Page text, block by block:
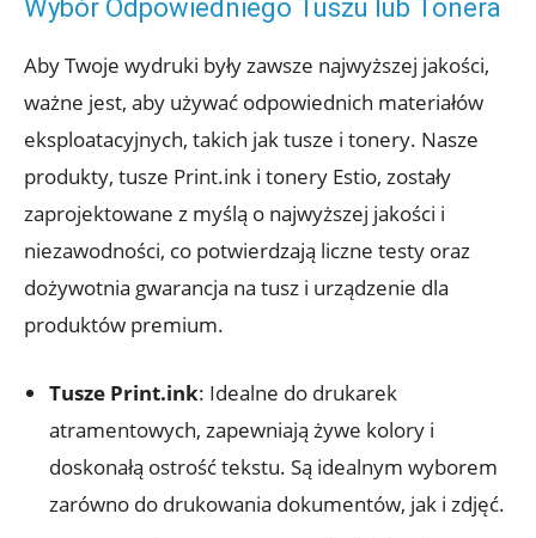
Wybór Odpowiedniego Tuszu lub Tonera
Aby Twoje wydruki były zawsze najwyższej jakości,
ważne jest, aby używać odpowiednich materiałów
eksploatacyjnych, takich jak tusze i tonery. Nasze
produkty, tusze Print.ink i tonery Estio, zostały
zaprojektowane z myślą o najwyższej jakości i
niezawodności, co potwierdzają liczne testy oraz
dożywotnia gwarancja na tusz i urządzenie dla
produktów premium.
Tusze Print.ink: Idealne do drukarek
atramentowych, zapewniają żywe kolory i
doskonałą ostrość tekstu. Są idealnym wyborem
zarówno do drukowania dokumentów, jak i zdjęć.